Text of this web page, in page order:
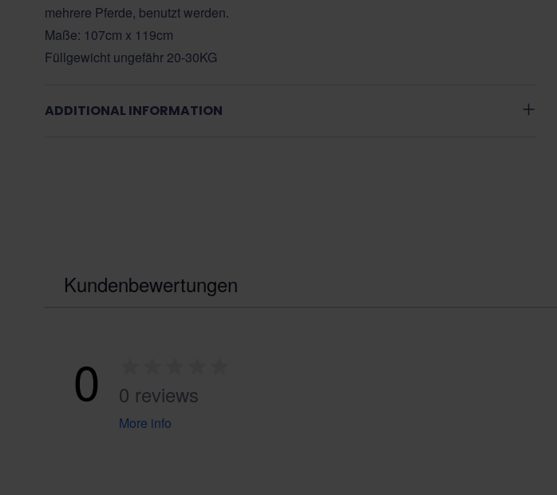
mehrere Pferde, benutzt werden.
Maße: 107cm x 119cm
Füllgewicht ungefähr 20-30KG
ADDITIONAL INFORMATION
Kundenbewertungen
0 0 reviews
More info